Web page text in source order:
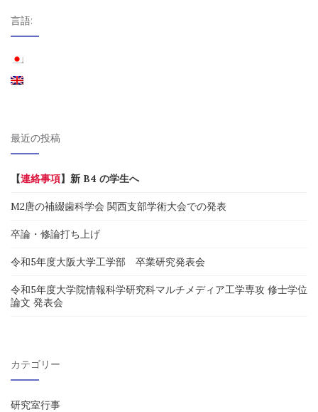
言語:
最近の投稿
【連絡事項】新 B4 の学生へ
M2唐の補綴歯科学会 関西支部学術大会での発表
卒論・修論打ち上げ
令和5年度大阪大学工学部 卒業研究発表会
令和5年度大学院情報科学研究科マルチメディア工学専攻 修士学位
論文 発表会
カテゴリー
研究室行事